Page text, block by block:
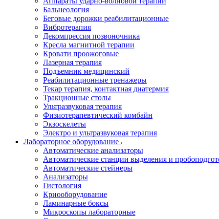
Бальнеология
Беговые дорожки реабилитационные
Вибротерапия
Декомпрессия позвоночника
Кресла магнитной терапии
Кровати проожоговые
Лазерная терапия
Подъемник медицинский
Реабилитационные тренажеры
Текар терапия, контактная диатермия
Тракционные столы
Ультразвуковая терапия
Физиотерапевтический комбайн
Экзоскелеты
Электро и ультразвуковая терапия
Лабораторное оборудование
Автоматические анализаторы
Автоматические станции выделения и
Автоматические стейнеры
Анализаторы
Гистология
Криооборудование
Ламинарные боксы
Микроскопы лабораторные